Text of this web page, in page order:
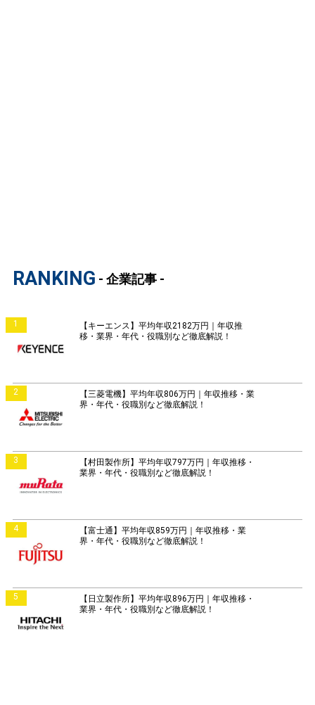
RANKING - 企業記事 -
1
【キーエンス】平均年収2182万円｜年収推
移・業界・年代・役職別など徹底解説！
2
【三菱電機】平均年収806万円｜年収推移・業
界・年代・役職別など徹底解説！
3
【村田製作所】平均年収797万円｜年収推移・
業界・年代・役職別など徹底解説！
4
【富士通】平均年収859万円｜年収推移・業
界・年代・役職別など徹底解説！
5
【日立製作所】平均年収896万円｜年収推移・
業界・年代・役職別など徹底解説！